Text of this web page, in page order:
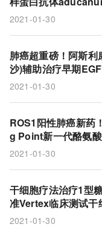
AMG 510
KRASG12C抑制剂
tislelizumab
食管癌
MET
百济神州
ROS1
再鼎医药
aducanumab
FDA延长3个月!
2021-01-30
肺癌超重磅！阿斯
沙)辅助治疗早期
延长无病生存期！
2021-01-30
ROS1阳性肺癌新药
g Point新一代酪氨
ectinib：总缓解率
2021-01-30
干细胞疗法治疗1型
准Vertex临床测试干
化胰岛细胞疗法!
2021-01-30